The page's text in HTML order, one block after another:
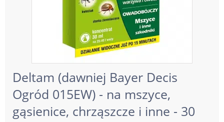
Deltam (dawniej Bayer Decis
Ogród 015EW) - na mszyce,
gąsienice, chrząszcze i inne - 30